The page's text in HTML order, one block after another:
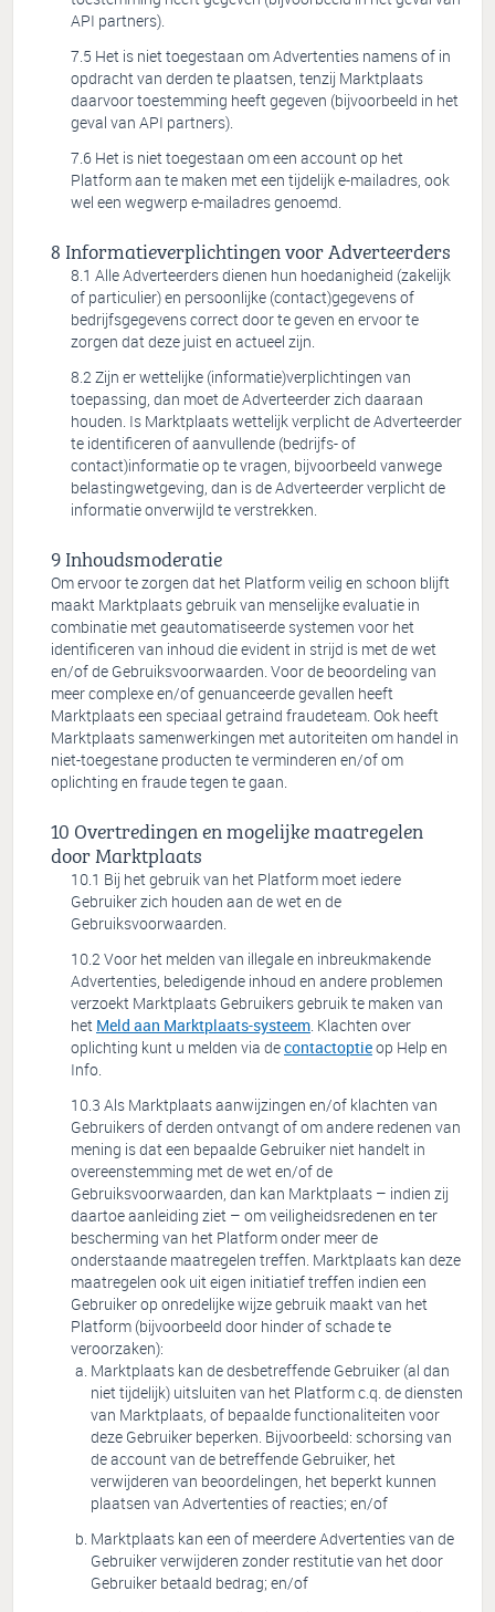
API partners).
Het is niet toegestaan om Advertenties namens of in
opdracht van derden te plaatsen, tenzij Marktplaats
daarvoor toestemming heeft gegeven (bijvoorbeeld in het
geval van API partners).
Het is niet toegestaan om een account op het
Platform aan te maken met een tijdelijk e-mailadres, ook
wel een wegwerp e-mailadres genoemd.
Informatieverplichtingen voor Adverteerders
Alle Adverteerders dienen hun hoedanigheid (zakelijk
of particulier) en persoonlijke (contact)gegevens of
bedrijfsgegevens correct door te geven en ervoor te
zorgen dat deze juist en actueel zijn.
Zijn er wettelijke (informatie)verplichtingen van
toepassing, dan moet de Adverteerder zich daaraan
houden. Is Marktplaats wettelijk verplicht de Adverteerder
te identificeren of aanvullende (bedrijfs- of
contact)informatie op te vragen, bijvoorbeeld vanwege
belastingwetgeving, dan is de Adverteerder verplicht de
informatie onverwijld te verstrekken.
Inhoudsmoderatie
Om ervoor te zorgen dat het Platform veilig en schoon blijft
maakt Marktplaats gebruik van menselijke evaluatie in
combinatie met geautomatiseerde systemen voor het
identificeren van inhoud die evident in strijd is met de wet
en/of de Gebruiksvoorwaarden. Voor de beoordeling van
meer complexe en/of genuanceerde gevallen heeft
Marktplaats een speciaal getraind fraudeteam. Ook heeft
Marktplaats samenwerkingen met autoriteiten om handel in
niet-toegestane producten te verminderen en/of om
oplichting en fraude tegen te gaan.
Overtredingen en mogelijke maatregelen
door Marktplaats
Bij het gebruik van het Platform moet iedere
Gebruiker zich houden aan de wet en de
Gebruiksvoorwaarden.
Voor het melden van illegale en inbreukmakende
Advertenties, beledigende inhoud en andere problemen
verzoekt Marktplaats Gebruikers gebruik te maken van
het Meld aan Marktplaats-systeem. Klachten over
oplichting kunt u melden via decontactoptieop Help en
Info.
Als Marktplaats aanwijzingen en/of klachten van
Gebruikers of derden ontvangt of om andere redenen van
mening is dat een bepaalde Gebruiker niet handelt in
overeenstemming met de wet en/of de
Gebruiksvoorwaarden, dan kan Marktplaats – indien zij
daartoe aanleiding ziet – om veiligheidsredenen en ter
bescherming van het Platform onder meer de
onderstaande maatregelen treffen. Marktplaats kan deze
maatregelen ook uit eigen initiatief treffen indien een
Gebruiker op onredelijke wijze gebruik maakt van het
Platform (bijvoorbeeld door hinder of schade te
veroorzaken):
Marktplaats kan de desbetreffende Gebruiker (al dan
niet tijdelijk) uitsluiten van het Platform c.q. de diensten
van Marktplaats, of bepaalde functionaliteiten voor
deze Gebruiker beperken. Bijvoorbeeld: schorsing van
de account van de betreffende Gebruiker, het
verwijderen van beoordelingen, het beperkt kunnen
plaatsen van Advertenties of reacties; en/of
Marktplaats kan een of meerdere Advertenties van de
Gebruiker verwijderen zonder restitutie van het door
Gebruiker betaald bedrag; en/of